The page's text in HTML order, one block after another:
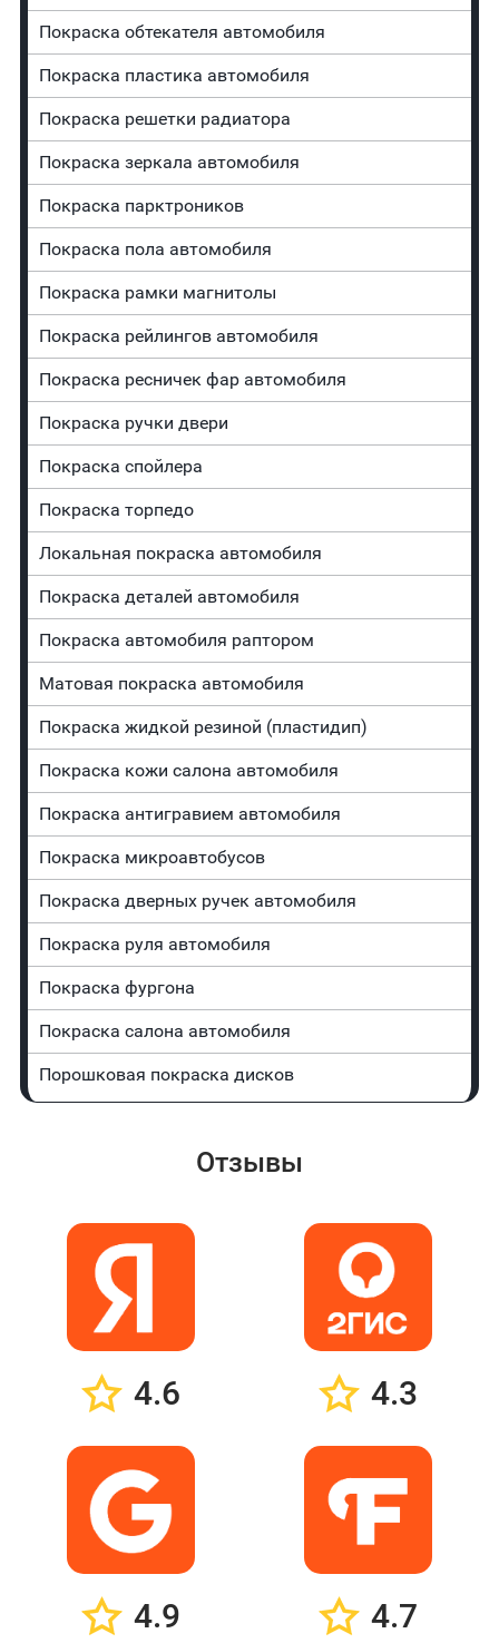
Покраска обтекателя автомобиля
Покраска пластика автомобиля
Покраска решетки радиатора
Покраска зеркала автомобиля
Покраска парктроников
Покраска пола автомобиля
Покраска рамки магнитолы
Покраска рейлингов автомобиля
Покраска ресничек фар автомобиля
Покраска ручки двери
Покраска спойлера
Покраска торпедо
Локальная покраска автомобиля
Покраска деталей автомобиля
Покраска автомобиля раптором
Матовая покраска автомобиля
Покраска жидкой резиной (пластидип)
Покраска кожи салона автомобиля
Покраска антигравием автомобиля
Покраска микроавтобусов
Покраска дверных ручек автомобиля
Покраска руля автомобиля
Покраска фургона
Покраска салона автомобиля
Порошковая покраска дисков
Отзывы
4.6 4.3
4.9 4.7